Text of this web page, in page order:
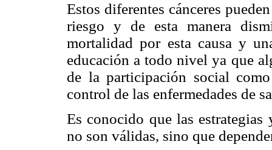
Estos diferentes cánceres
riesgo y de esta manera
mortalidad por esta causa y
educación a todo nivel ya que
de la participación social
control de las enfermedades de
Es conocido que las
no son válidas, sino que